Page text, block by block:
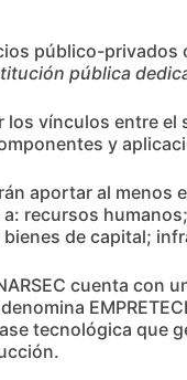
público-privados
pública
los vínculos entre
y
aportar al menos
recursos
de capital;
cuenta con
tecnológica que